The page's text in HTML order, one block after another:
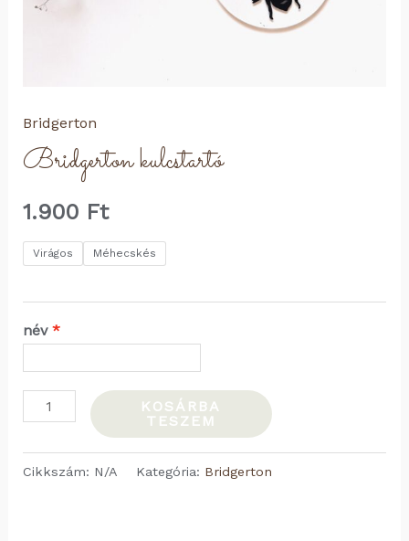
Bridgerton
Bridgerton kulcstartó
1.900 Ft
Virágos Méhecskés
név
Bridgerton
kulcstartó
mennyiség
KOSÁRBA
TESZEM
Cikkszám: N/A Kategória: Bridgerton